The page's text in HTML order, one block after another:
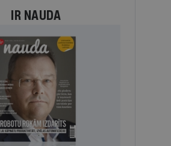
IR NAUDA